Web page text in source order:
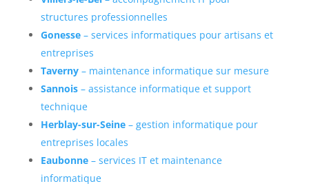
structures professionnelles
Gonesse– services informatiques pour artisans et
entreprises
Taverny– maintenance informatique sur mesure
Sannois– assistance informatique et support
technique
Herblay-sur-Seine– gestion informatique pour
entreprises locales
Eaubonne– services IT et maintenance
informatique